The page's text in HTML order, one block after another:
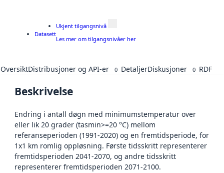
Datasett
Ukjent tilgangsnivå
Les mer om tilgangsnivåer her
OversiktDistribusjoner og API-er 0 DetaljerDiskusjoner 0 RDF
Beskrivelse
Endring i antall døgn med minimumstemperatur over
eller lik 20 grader (tasmin>=20 °C) mellom
referanseperioden (1991-2020) og en fremtidsperiode, for
1x1 km romlig oppløsning. Første tidsskritt representerer
fremtidsperioden 2041-2070, og andre tidsskritt
representerer fremtidsperioden 2071-2100.